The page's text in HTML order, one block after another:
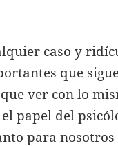
caso y
que
ver con lo
papel del
para nosotros